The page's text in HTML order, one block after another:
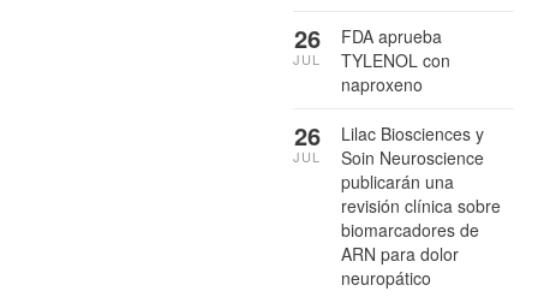
FDA aprueba
TYLENOL con
naproxeno
26
JUL
Lilac Biosciences y
Soin Neuroscience
publicarán una
revisión clínica sobre
biomarcadores de
ARN para dolor
neuropático
26
JUL